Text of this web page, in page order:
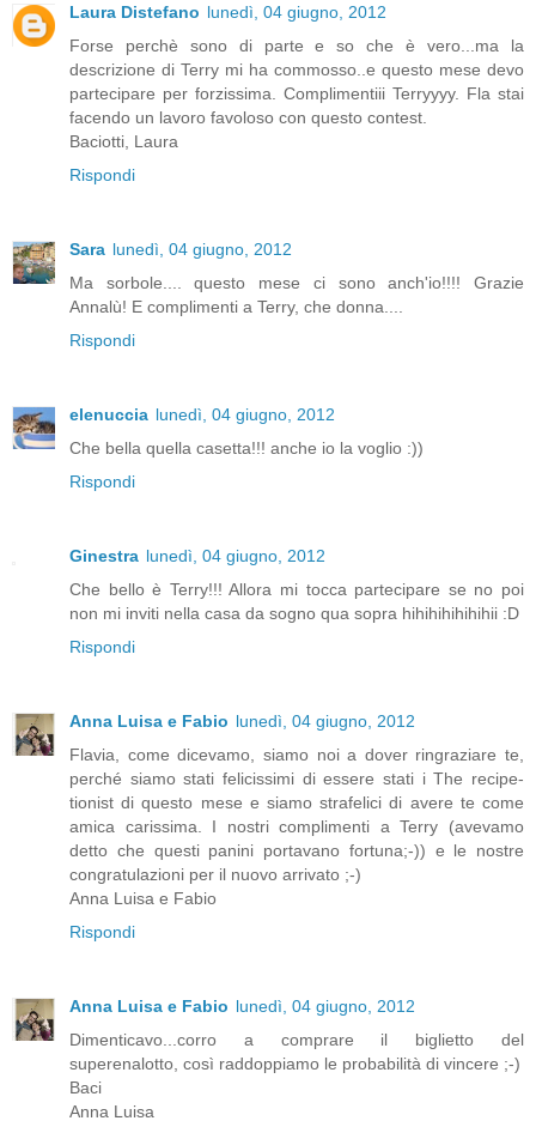
Laura Distefano lunedì, 04 giugno, 2012
Forse perchè sono di parte e so che è vero...ma la
descrizione di Terry mi ha commosso..e questo mese devo
partecipare per forzissima. Complimentiii Terryyyy. Fla stai
facendo un lavoro favoloso con questo contest.
Baciotti, Laura
Rispondi
Sara lunedì, 04 giugno, 2012
Ma sorbole.... questo mese ci sono anch'io!!!! Grazie
Annalù! E complimenti a Terry, che donna....
Rispondi
elenuccia lunedì, 04 giugno, 2012
Che bella quella casetta!!! anche io la voglio :))
Rispondi
Ginestra lunedì, 04 giugno, 2012
Che bello è Terry!!! Allora mi tocca partecipare se no poi
non mi inviti nella casa da sogno qua sopra hihihihihihihii :D
Rispondi
Anna Luisa e Fabio lunedì, 04 giugno, 2012
Flavia, come dicevamo, siamo noi a dover ringraziare te,
perché siamo stati felicissimi di essere stati i The recipe-
tionist di questo mese e siamo strafelici di avere te come
amica carissima. I nostri complimenti a Terry (avevamo
detto che questi panini portavano fortuna;-)) e le nostre
congratulazioni per il nuovo arrivato ;-)
Anna Luisa e Fabio
Rispondi
Anna Luisa e Fabio lunedì, 04 giugno, 2012
Dimenticavo...corro a comprare il biglietto del
superenalotto, così raddoppiamo le probabilità di vincere ;-)
Baci
Anna Luisa